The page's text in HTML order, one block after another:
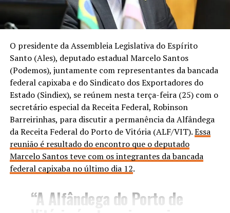
O presidente da Assembleia Legislativa do Espírito
Santo (Ales), deputado estadual Marcelo Santos
(Podemos), juntamente com representantes da bancada
federal capixaba e do Sindicato dos Exportadores do
Estado (Sindiex), se reúnem nesta terça-feira (25) com o
secretário especial da Receita Federal, Robinson
Barreirinhas, para discutir a permanência da Alfândega
da Receita Federal do Porto de Vitória (ALF/VIT).Essa
reunião é resultado do encontro que o deputado
Marcelo Santos teve com os integrantes da bancada
federal capixaba no último dia 12.
“A Alfândega do Porto de